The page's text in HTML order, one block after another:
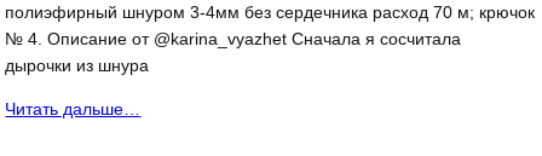
полиэфирный шнуром 3-4мм без сердечника расход 70 м; крючок
№ 4. Описание от @karina_vyazhet Сначала я сосчитала
дырочки из шнура
Читать дальше…